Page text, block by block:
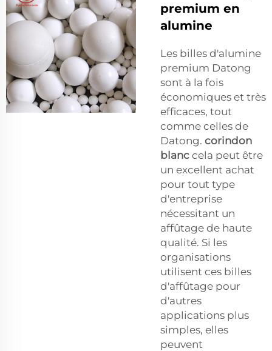
premium en
alumine
Les billes d'alumine
premium Datong
sont à la fois
économiques et très
efficaces, tout
comme celles de
Datong. corindon
blanc cela peut être
un excellent achat
pour tout type
d'entreprise
nécessitant un
affûtage de haute
qualité. Si les
organisations
utilisent ces billes
d'affûtage pour
d'autres
applications plus
simples, elles
peuvent